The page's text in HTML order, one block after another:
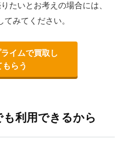
たいとお考えの場合には、
みてください。
イムで買取し
もらう
利用できるから